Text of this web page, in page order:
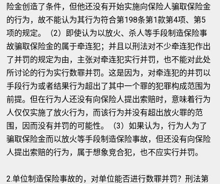
险金创造了条件，但他还没有开始实施向保险人骗取保险金
的行为，故不能认为其行为符合第198条第1款第4项、第5
项的规定。（2）即使认为以放火、杀人等手段制造保险事
故骗取保险金的属于牵连犯；并且以刑法对不少牵连犯作出
了并罚的规定为由，主张对牵连犯实行并罚，也不能对此处
所讨论的行为实行数罪并罚。这是因为，对牵连犯的并罚以
手段行为或者结果行为超出了其中一个罪的犯罪构成范围为
前提。但在行为人还没有向保险人提出索赔时，意味着行为
人仅仅实施了放火行为，而该行为并没有超出放火罪的范
围，因而没有并罚的可能性。（3）如果认为，行为人为了
骗取保险金而以放火等手段制造保险事故，但还没有向保险
人提出索赔的行为，属于想象竞合犯，也不应实行并罚。
2.单位制造保险事故的，对单位能否进行数罪并罚？刑法第